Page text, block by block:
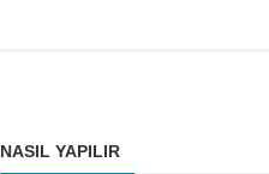
NASIL YAPILIR